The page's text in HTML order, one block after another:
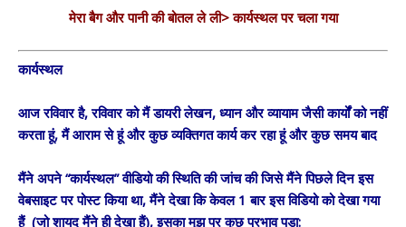
मेरा बैग और पानी की बोतल ले ली> कार्यस्थल पर चला गया
कार्यस्थल
आज रविवार है, रविवार को मैं डायरी लेखन, ध्यान और व्यायाम जैसी कार्यों को नहीं
करता हूं, मैं आराम से हूं और कुछ व्यक्तिगत कार्य कर रहा हूं और कुछ समय बाद
मैंने अपने “कार्यस्थल” वीडियो की स्थिति की जांच की जिसे मैंने पिछले दिन इस
वेबसाइट पर पोस्ट किया था, मैंने देखा कि केवल 1 बार इस विडियो को देखा गया
हैं (जो शायद मैंने ही देखा हैं), इसका मुझ पर कुछ प्रभाव पड़ा: